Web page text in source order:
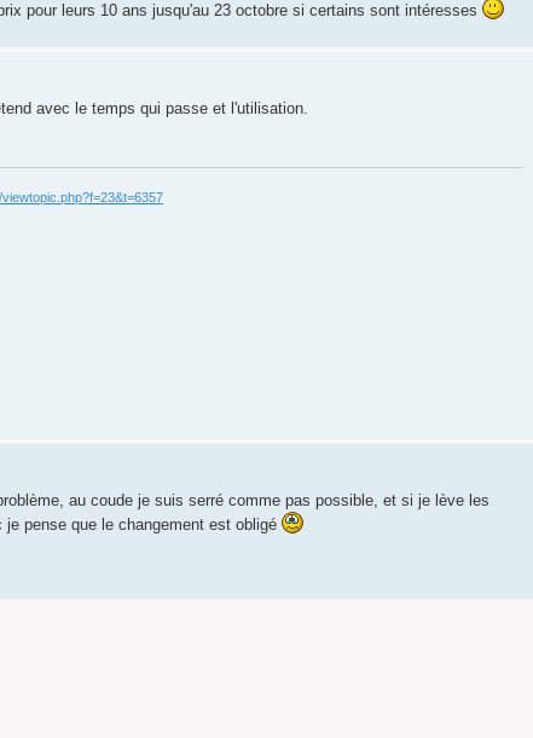
pour leurs 10 ans jusqu'au 23 octobre si certains sont intéresses
avec le temps qui passe et l'utilisation.
au coude je suis serré comme pas possible, et si je lève les
pense que le changement est obligé